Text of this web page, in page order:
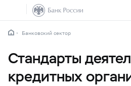
Банковский сектор
Стандарты
кредитных